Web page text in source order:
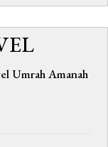
Umrah Amanah